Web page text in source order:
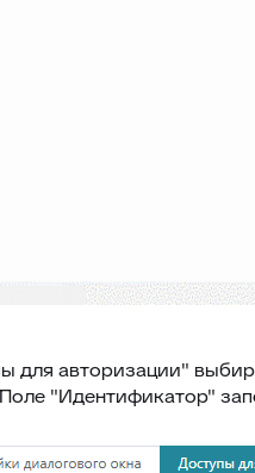
для авторизации"
"Идентификатор"